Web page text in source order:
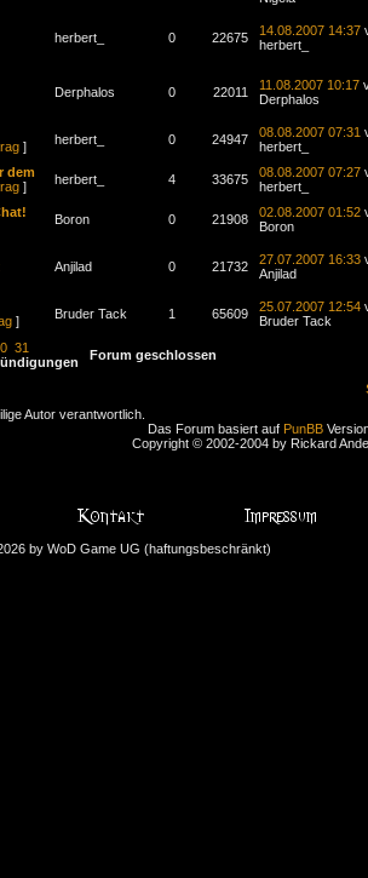
herbert_ 0 22675 14.08.2007 14:37
herbert_
Derphalos 0 22011 11.08.2007 10:17
Derphalos
] herbert_ 0 24947 08.08.2007 07:31
herbert_
dem
] herbert_ 4 33675 08.08.2007 07:27
herbert_
Boron 0 21908 02.08.2007 01:52
Boron
Anjilad 0 21732 27.07.2007 16:33
Anjilad
] Bruder Tack 1 65609 25.07.2007 12:54
Bruder Tack
31
Forum geschlossen
Autor verantwortlich.
Das Forum basiert auf PunBB
Copyright © 2002-2004 by Rickard
by WoD Game UG (haftungsbeschränkt)